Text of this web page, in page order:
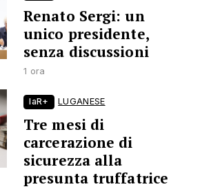
Renato Sergi: un
unico presidente,
senza discussioni
1 ora
laR+ LUGANESE
Tre mesi di
carcerazione di
sicurezza alla
presunta truffatrice